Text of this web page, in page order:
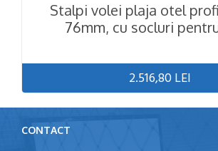
Stalpi volei plaja otel
76mm, cu socluri
2.516,80 LEI
CONTACT